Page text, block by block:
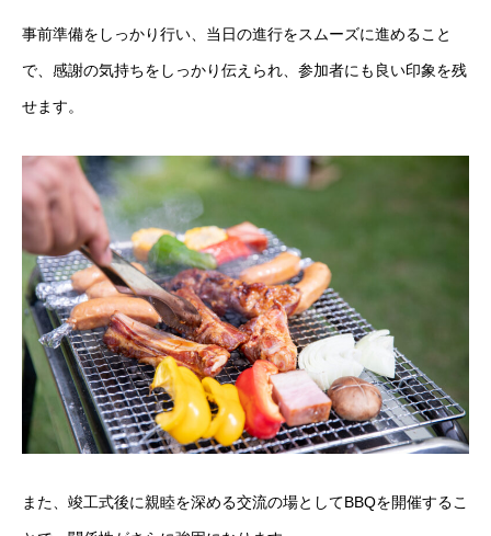
事前準備をしっかり行い、当日の進行をスムーズに進めること
で、感謝の気持ちをしっかり伝えられ、参加者にも良い印象を残
せます。
また、竣工式後に親睦を深める交流の場としてBBQを開催するこ